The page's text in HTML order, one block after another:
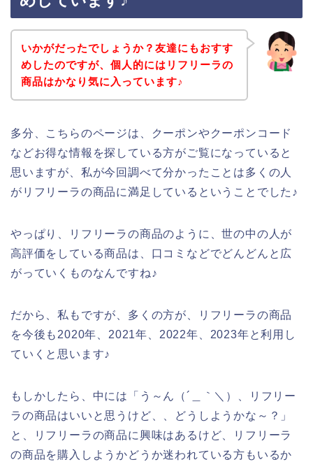
いかがだったでしょうか？友達にもおすす
めしたのですが、個人的にはリフリーラの
商品はかなり気に入っています♪
多分、こちらのページは、クーポンやクーポンコード
などお得な情報を探している方がご覧になっていると
思いますが、私が今回調べて分かったことは多くの人
がリフリーラの商品に満足しているということでした♪
やっぱり、リフリーラの商品のように、世の中の人が
高評価をしている商品は、口コミなどでどんどんと広
がっていくものなんですね♪
だから、私もですが、多くの方が、リフリーラの商品
を今後も2020年、2021年、2022年、2023年と利用し
ていくと思います♪
もしかしたら、中には「う～ん（´＿｀＼）、リフリー
ラの商品はいいと思うけど、、どうしようかな～？」
と、リフリーラの商品に興味はあるけど、リフリーラ
の商品を購入しようかどうか迷われている方もいるか